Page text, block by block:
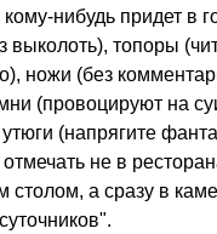
кому-нибудь придет в
выколоть), топоры
ножи (без
(провоцируют на
(напрягите
не в
столом, а сразу в